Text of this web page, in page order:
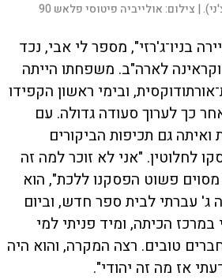
| צילום:אולייביה פיטוסי פלאש 90
בניו־ג'רזי", מספר לי אבי, נכד
לארה"ב. משפחתו הייתה
ובימי ראשון הקפידו
כך לערוך סעודה גדולה. עם
גם תכיפות הביקורים
לחלוטין. "אני לא זוכר למה זה
פשוט הפסקנו ללכת", הוא
ג' עברתי לבית ספר חדש, וביום
הכיתה, ומיד פניתי למי
טובים. רצה המקרה, והוא היה
אז מה זה יהודי".